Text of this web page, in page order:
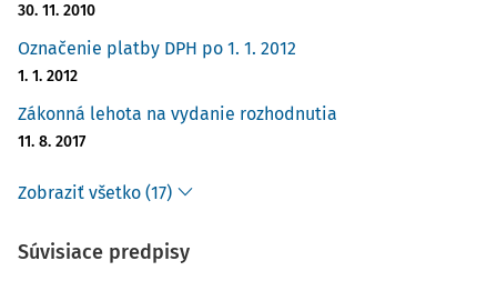
30. 11. 2010
Označenie platby DPH po 1. 1. 2012
1. 1. 2012
Zákonná lehota na vydanie rozhodnutia
11. 8. 2017
Zobraziť všetko (17)
Súvisiace predpisy